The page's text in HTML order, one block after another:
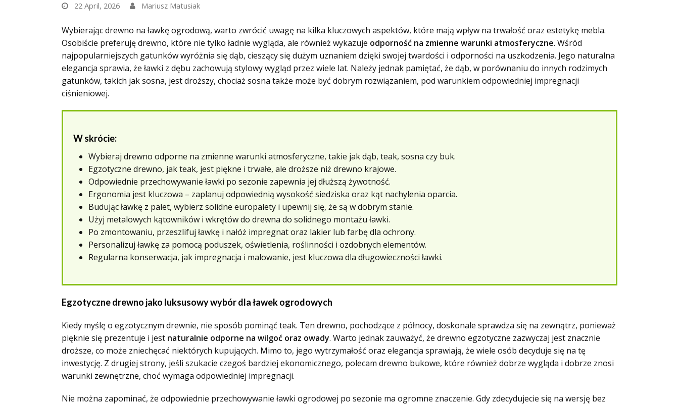
22 April, 2026 Mariusz Matusiak
Wybierając drewno na ławkę ogrodową, warto zwrócić uwagę na kilka kluczowych aspektów, które mają wpływ na trwałość oraz estetykę mebla.
Osobiście preferuję drewno, które nie tylko ładnie wygląda, ale również wykazuje odporność na zmienne warunki atmosferyczne. Wśród
najpopularniejszych gatunków wyróżnia się dąb, cieszący się dużym uznaniem dzięki swojej twardości i odporności na uszkodzenia. Jego naturalna
elegancja sprawia, że ławki z dębu zachowują stylowy wygląd przez wiele lat. Należy jednak pamiętać, że dąb, w porównaniu do innych rodzimych
gatunków, takich jak sosna, jest droższy, chociaż sosna także może być dobrym rozwiązaniem, pod warunkiem odpowiedniej impregnacji
ciśnieniowej.
W skrócie:
Wybieraj drewno odporne na zmienne warunki atmosferyczne, takie jak dąb, teak, sosna czy buk.
Egzotyczne drewno, jak teak, jest piękne i trwałe, ale droższe niż drewno krajowe.
Odpowiednie przechowywanie ławki po sezonie zapewnia jej dłuższą żywotność.
Ergonomia jest kluczowa – zaplanuj odpowiednią wysokość siedziska oraz kąt nachylenia oparcia.
Budując ławkę z palet, wybierz solidne europalety i upewnij się, że są w dobrym stanie.
Użyj metalowych kątowników i wkrętów do drewna do solidnego montażu ławki.
Po zmontowaniu, przeszlifuj ławkę i nałóż impregnat oraz lakier lub farbę dla ochrony.
Personalizuj ławkę za pomocą poduszek, oświetlenia, roślinności i ozdobnych elementów.
Regularna konserwacja, jak impregnacja i malowanie, jest kluczowa dla długowieczności ławki.
Egzotyczne drewno jako luksusowy wybór dla ławek ogrodowych
Kiedy myślę o egzotycznym drewnie, nie sposób pominąć teak. Ten drewno, pochodzące z północy, doskonale sprawdza się na zewnątrz, ponieważ
pięknie się prezentuje i jest naturalnie odporne na wilgoć oraz owady. Warto jednak zauważyć, że drewno egzotyczne zazwyczaj jest znacznie
droższe, co może zniechęcać niektórych kupujących. Mimo to, jego wytrzymałość oraz elegancja sprawiają, że wiele osób decyduje się na tę
inwestycję. Z drugiej strony, jeśli szukacie czegoś bardziej ekonomicznego, polecam drewno bukowe, które również dobrze wygląda i dobrze znosi
warunki zewnętrzne, choć wymaga odpowiedniej impregnacji.
Nie można zapominać, że odpowiednie przechowywanie ławki ogrodowej po sezonie ma ogromne znaczenie. Gdy zdecydujecie się na wersję bez